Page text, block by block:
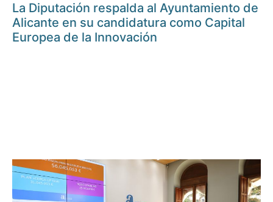
La Diputación respalda al Ayuntamiento de
Alicante en su candidatura como Capital
Europea de la Innovación